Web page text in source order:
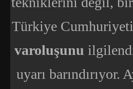
Türkiye
varoluşunu
uyarı barındırıyor.